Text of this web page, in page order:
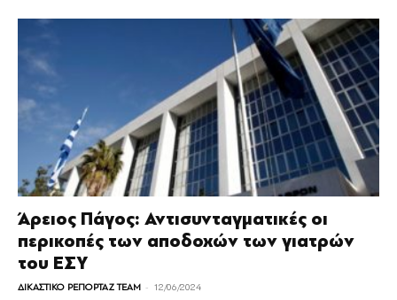
Άρειος Πάγος: Αντισυνταγματικές οι
περικοπές των αποδοχών των γιατρών
του ΕΣΥ
ΔΙΚΑΣΤΙΚΟ ΡΕΠΟΡΤΑΖ TEAM - 12/06/2024